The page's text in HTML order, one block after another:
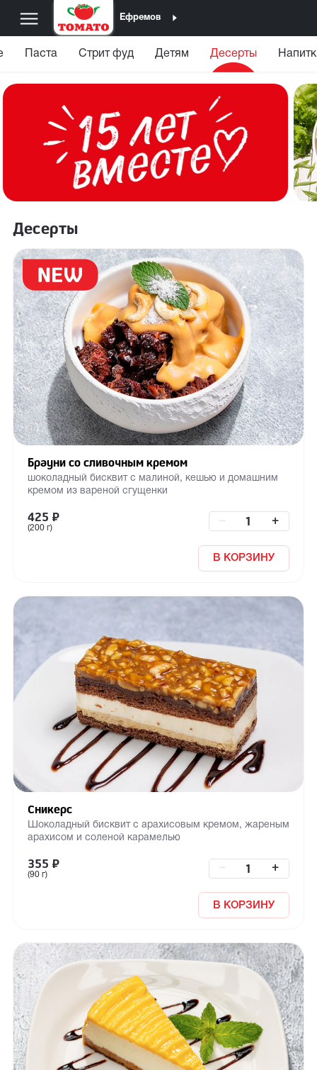
Ефремов
Паста Стрит фуд Детям Десерты
Десерты
Брауни со сливочным кремом
шоколадный бисквит с малиной, кешью и домашним
кремом из вареной сгущенки
425 ₽
(200 г)
+
В КОРЗИНУ
Сникерс
Шоколадный бисквит с арахисовым кремом, жареным
арахисом и соленой карамелью
355 ₽
(90 г)
+
В КОРЗИНУ